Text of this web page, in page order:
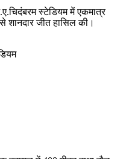
स्टेडियम में एकमात्र
शानदार जीत हासिल की।